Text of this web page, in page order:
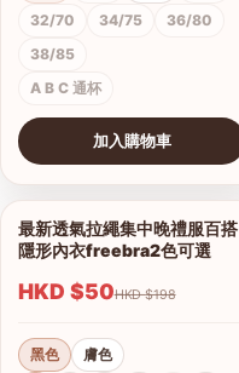
32/70
34/75
36/80
38/85
A B C 通杯
加入購物車
1/6
查看圖片
最新透氣拉繩集中晚禮服百搭
隱形內衣freebra2色可選
HKD $50 HKD $198
黑色
膚色